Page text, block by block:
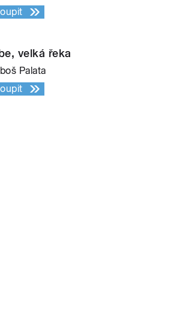
velká řeka
Palata